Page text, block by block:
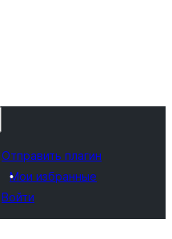
Отправить плагин
Мои избранные
Войти